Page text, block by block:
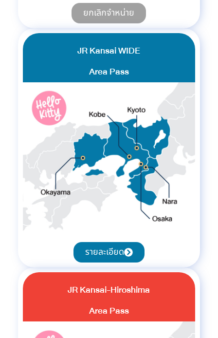
ยกเลิกจำหน่าย
JR Kansai WIDE
Area Pass
รายละเอียด
JR Kansai-Hiroshima
Area Pass